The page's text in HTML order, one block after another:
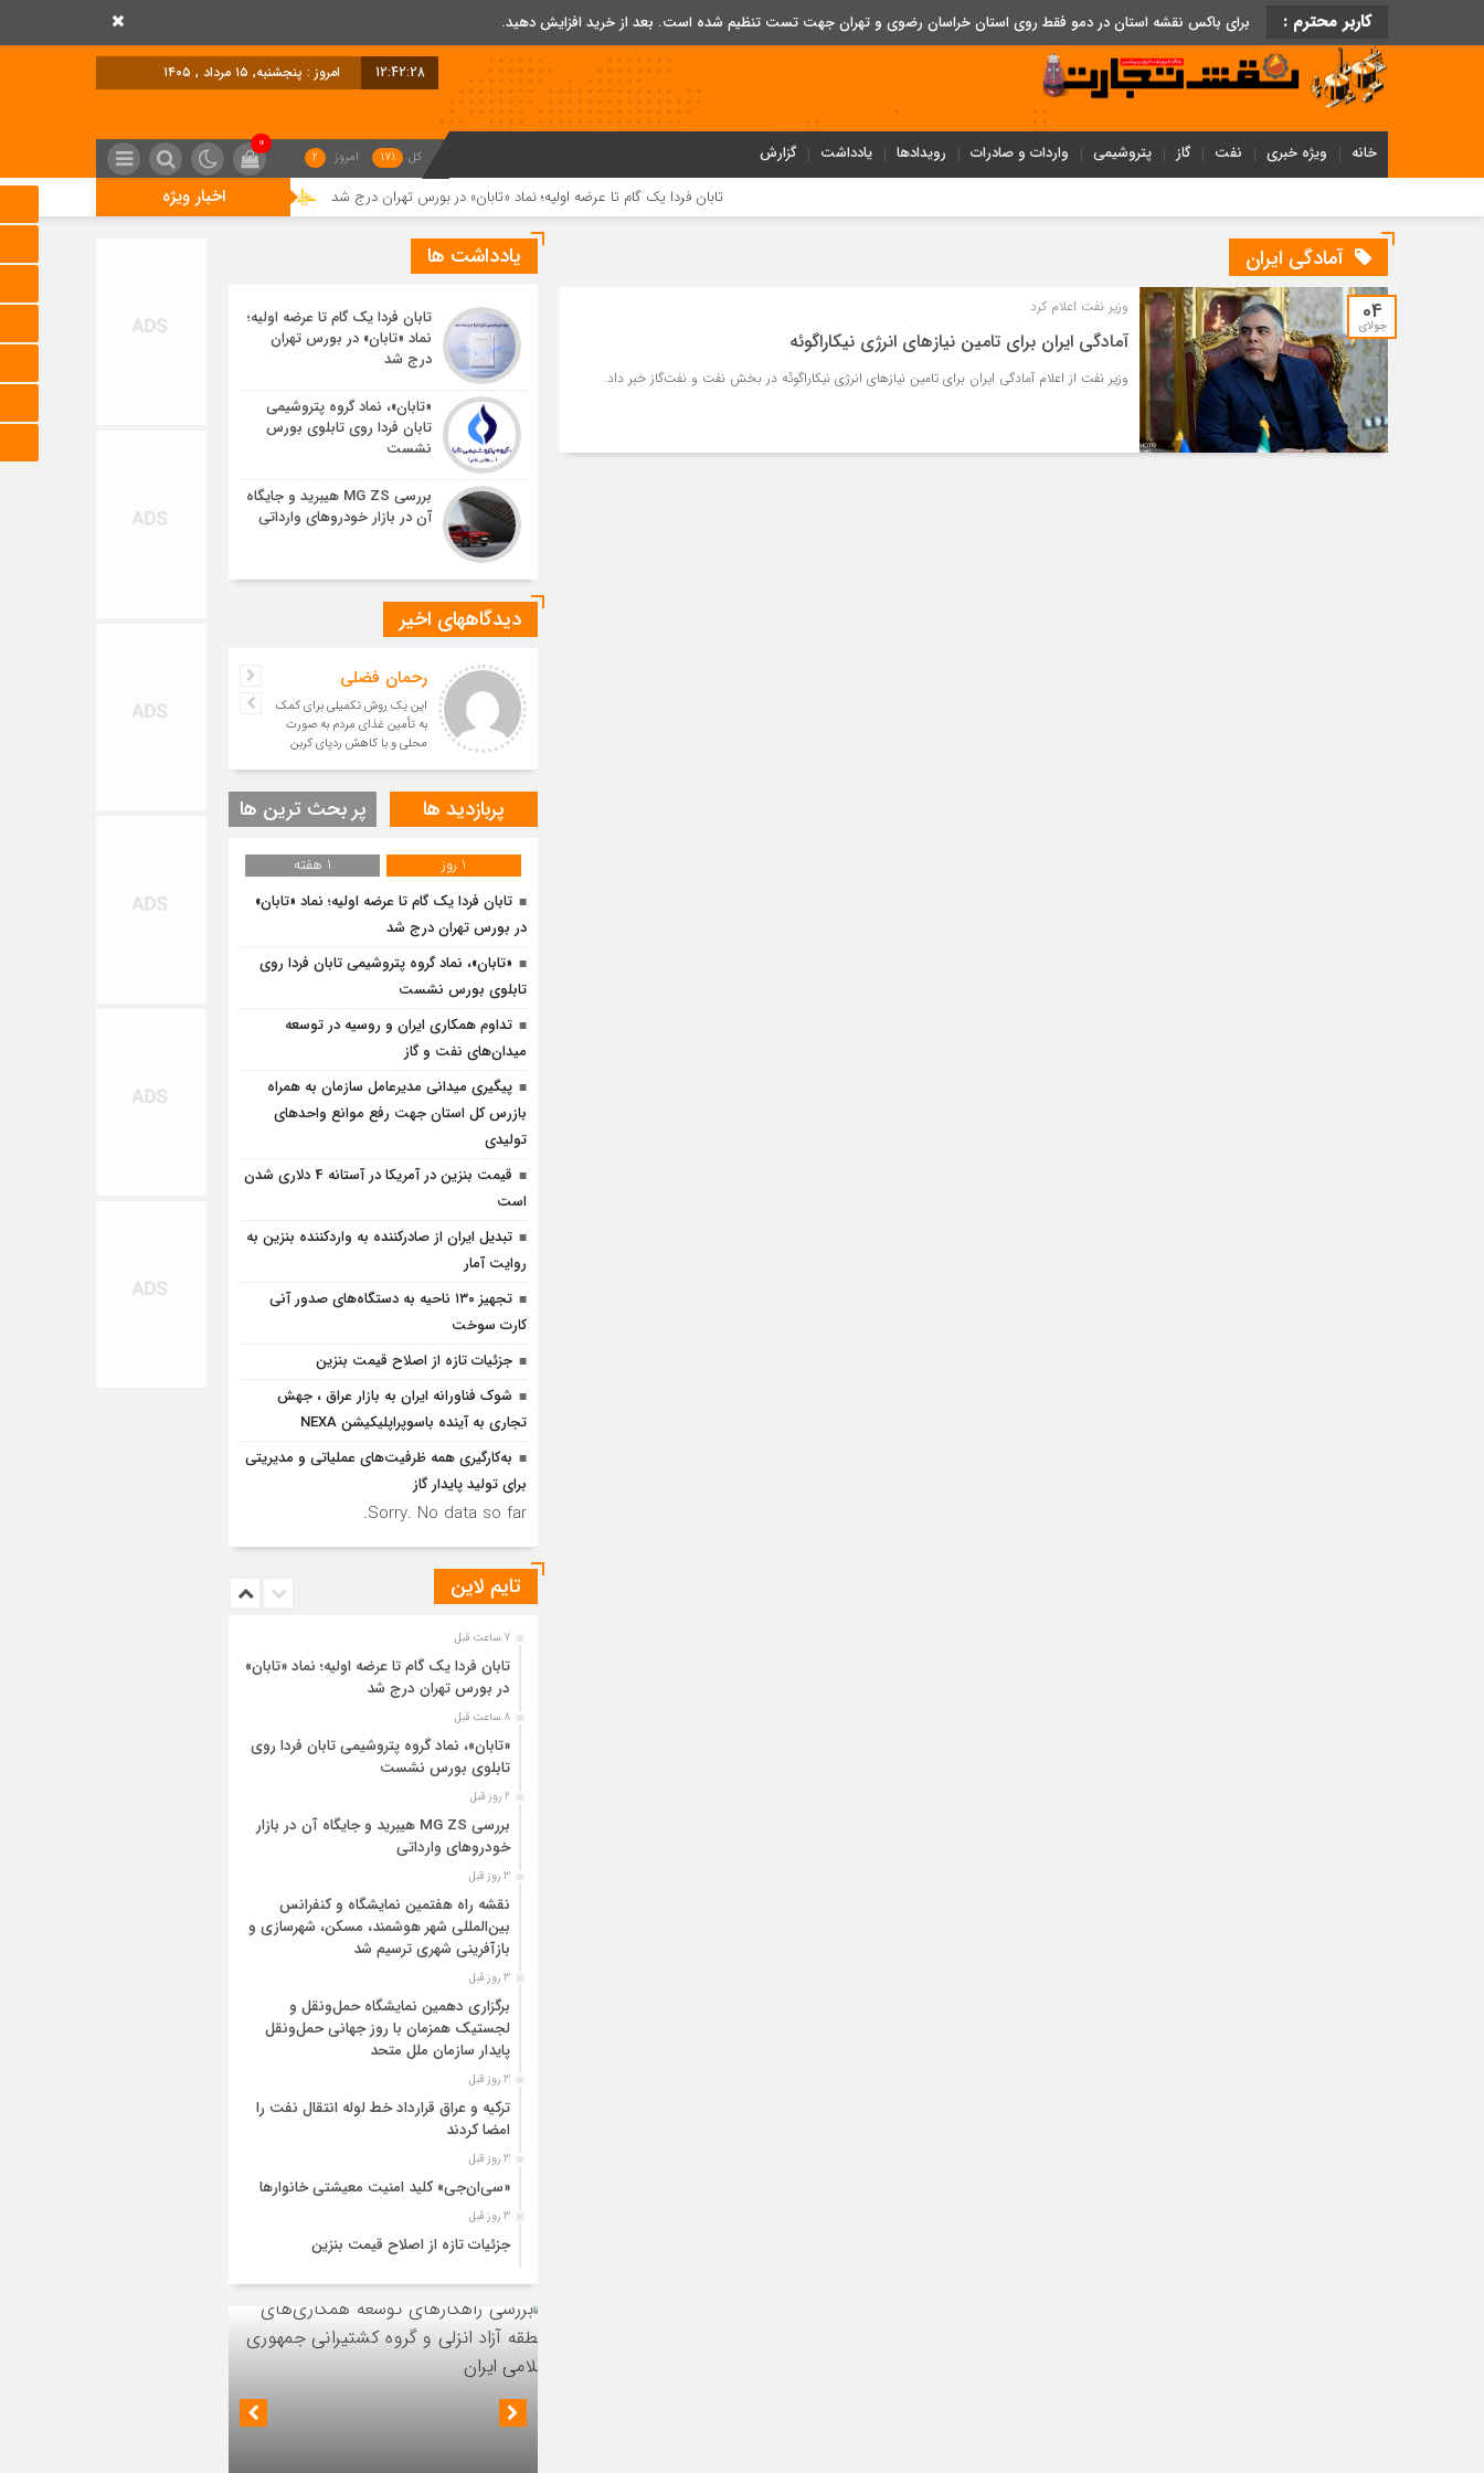
کاربر محترم : برای باکس نقشه استان در دمو فقط روی استان خراسان رضوی و تهران جهت تست تنظیم شده است. بعد از خرید افزایش دهید.
12:42:28 امروز : پنجشنبه, ۱۵ مرداد , ۱۴۰۵
خانه ویژه خبری نفت گاز پتروشیمی واردات و صادرات رویدادها یادداشت گزارش کل 171 امروز 2
0
اخبار ویژه تابان فردا یک گام تا عرضه اولیه؛ نماد «تابان» در بورس تهران درج شد «تابان»، نماد گروه پتروشیمی تابان فردا روی تابلوی بورس
آمادگی ایران
04
جولای
وزیر نفت اعلام کرد
آمادگی ایران برای تامین نیازهای انرژی نیکاراگوئه
وزیر نفت از اعلام آمادگی ایران برای تامین نیازهای انرژی نیکاراگوئه در بخش نفت و نفت‌گاز خبر داد.
یادداشت ها
تابان فردا یک گام تا عرضه اولیه؛
نماد «تابان» در بورس تهران
درج شد
«تابان»، نماد گروه پتروشیمی
تابان فردا روی تابلوی بورس
نشست
بررسی MG ZS هیبرید و جایگاه
آن در بازار خودروهای وارداتی
دیدگاههای اخیر
رحمان فضلی
این یک روش تکمیلی برای کمک
به تأمین غذای مردم به صورت
محلی و با کاهش ردپای کربن
پربازدید ها پر بحث ترین ها
1 روز
1 هفته
تابان فردا یک گام تا عرضه اولیه؛ نماد «تابان»
در بورس تهران درج شد
«تابان»، نماد گروه پتروشیمی تابان فردا روی
تابلوی بورس نشست
تداوم همکاری ایران و روسیه در توسعه
میدان‌های نفت و گاز
پیگیری میدانی مدیرعامل سازمان به همراه
بازرس كل استان جهت رفع موانع واحدهای
تولیدی
قیمت بنزین در آمریکا در آستانه 4 دلاری شدن
است
تبدیل ایران از صادرکننده به واردکننده بنزین به
روایت آمار
تجهیز ۱۳۰ ناحیه به دستگاه‌های صدور آنی
کارت سوخت
جزئیات تازه از اصلاح قیمت بنزین
شوک فناورانه ایران به بازار عراق ، جهش
تجاری به آینده باسوپراپلیکیشن NEXA
به‌کارگیری همه ظرفیت‌های عملیاتی و مدیریتی
برای تولید پایدار گاز
Sorry. No data so far.
تایم لاین
7 ساعت قبل
تابان فردا یک گام تا عرضه اولیه؛ نماد «تابان»
در بورس تهران درج شد
8 ساعت قبل
«تابان»، نماد گروه پتروشیمی تابان فردا روی
تابلوی بورس نشست
2 روز قبل
بررسی MG ZS هیبرید و جایگاه آن در بازار
خودروهای وارداتی
3 روز قبل
نقشه راه هفتمین نمایشگاه و کنفرانس
بین‌المللی شهر هوشمند، مسکن، شهرسازی و
بازآفرینی شهری ترسیم شد
3 روز قبل
برگزاری دهمین نمایشگاه حمل‌ونقل و
لجستیک همزمان با روز جهانی حمل‌ونقل
پایدار سازمان ملل متحد
3 روز قبل
ترکیه و عراق قرارداد خط لوله انتقال نفت را
امضا کردند
3 روز قبل
«سی‌ان‌جی» کلید امنیت معیشتی خانوارها
3 روز قبل
جزئیات تازه از اصلاح قیمت بنزین
تولید نفت اعضای اوپک پلاس روی کاغذ
افزایش یافت
آغاز اجرای طرح تخصیص یارانه سوخت از
طریق کارت‌های بانکی
نشست رئیس هیأت مدیره گروه سرمایه‌گذاری اهداف با